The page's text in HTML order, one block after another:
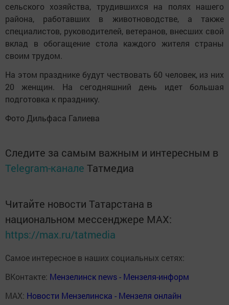
сельского хозяйства, трудившихся на полях нашего
района, работавших в животноводстве, а также
специалистов, руководителей, ветеранов, внесших свой
вклад в обогащение стола каждого жителя страны
своим трудом.
На этом празднике будут чествовать 60 человек, из них
20 женщин. На сегодняшний день идет большая
подготовка к празднику.
Фото Дильфаса Галиева
Следите за самым важным и интересным в
Telegram-канале Татмедиа
Читайте новости Татарстана в
национальном мессенджере MАХ:
https://max.ru/tatmedia
Самое интересное в наших социальных сетях:
ВКонтакте: Мензелинск news - Мензеля-информ
MAX: Новости Мензелинска - Мензеля онлайн